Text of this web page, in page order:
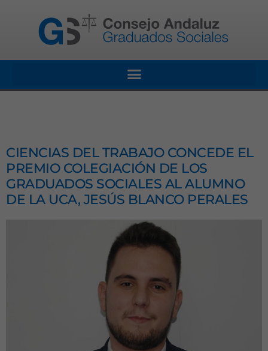
CIENCIAS DEL TRABAJO CONCEDE EL
PREMIO COLEGIACIÓN DE LOS
GRADUADOS SOCIALES AL ALUMNO
DE LA UCA, JESÚS BLANCO PERALES